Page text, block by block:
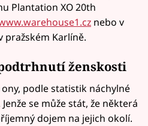
Plantation XO 20th
nebo v
pražském Karlíně.
ženskosti
ony, podle statistik náchylné
se může stát, že některá
dojem na jejich okolí.